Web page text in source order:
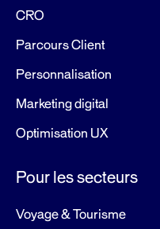
CRO
Parcours Client
Personnalisation
Marketing digital
Optimisation UX
Pour les secteurs
Voyage & Tourisme